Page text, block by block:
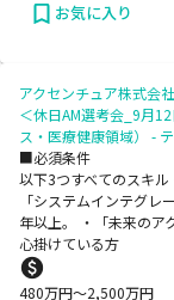
お気に入り
アクセンチュア株式会社
＜休日AM選考会_9月
ス・医療健康領域） -
■必須条件
以下3つすべてのスキ
「システムインテグ
年以上。 ・「未来のア
心掛けている方
480万円〜2,500万円